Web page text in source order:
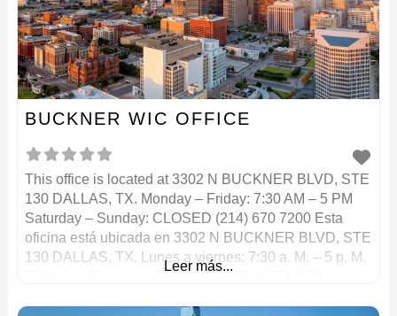
BUCKNER WIC OFFICE
This office is located at 3302 N BUCKNER BLVD, STE
130 DALLAS, TX. Monday – Friday: 7:30 AM – 5 PM
Saturday – Sunday: CLOSED (214) 670 7200 Esta
oficina está ubicada en 3302 N BUCKNER BLVD, STE
130 DALLAS, TX. Lunes a viernes: 7:30 a. M. – 5 p. M.
Leer más...